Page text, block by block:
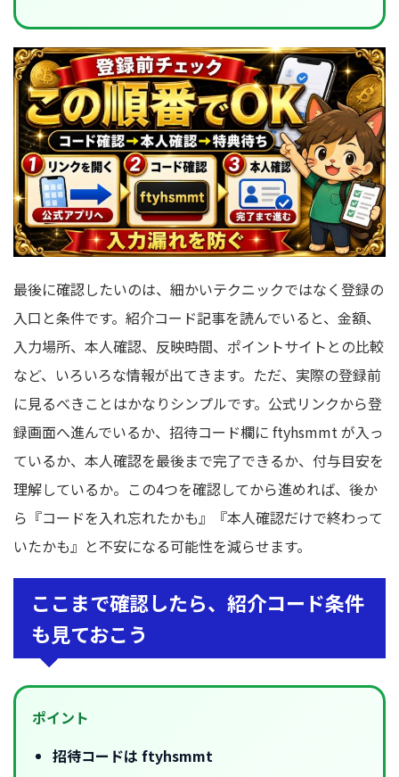
最後に確認したいのは、細かいテクニックではなく登録の
入口と条件です。紹介コード記事を読んでいると、金額、
入力場所、本人確認、反映時間、ポイントサイトとの比較
など、いろいろな情報が出てきます。ただ、実際の登録前
に見るべきことはかなりシンプルです。公式リンクから登
録画面へ進んでいるか、招待コード欄に ftyhsmmt が入っ
ているか、本人確認を最後まで完了できるか、付与目安を
理解しているか。この4つを確認してから進めれば、後か
ら『コードを入れ忘れたかも』『本人確認だけで終わって
いたかも』と不安になる可能性を減らせます。
ここまで確認したら、紹介コード条件
も見ておこう
ポイント
招待コードは ftyhsmmt